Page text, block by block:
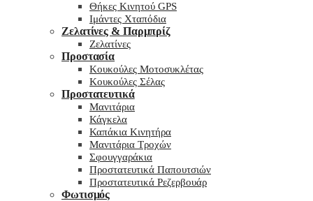
Θήκες Κινητού GPS
Ιμάντες Χταπόδια
Ζελατίνες & Παρμπρίζ
Ζελατίνες
Προστασία
Κουκούλες Μοτοσυκλέτας
Κουκούλες Σέλας
Προστατευτικά
Μανιτάρια
Κάγκελα
Καπάκια Κινητήρα
Μανιτάρια Τροχών
Σφουγγαράκια
Προστατευτικά Παπουτσιών
Προστατευτικά Ρεζερβουάρ
Φωτισμός